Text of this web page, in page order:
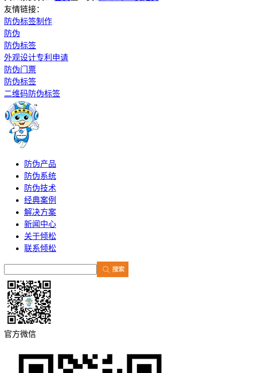
友情链接：
防伪标签制作
防伪
防伪标签
外观设计专利申请
防伪门票
防伪标签
二维码防伪标签
防伪产品
防伪系统
防伪技术
经典案例
解决方案
新闻中心
关于倾松
联系倾松
官方微信